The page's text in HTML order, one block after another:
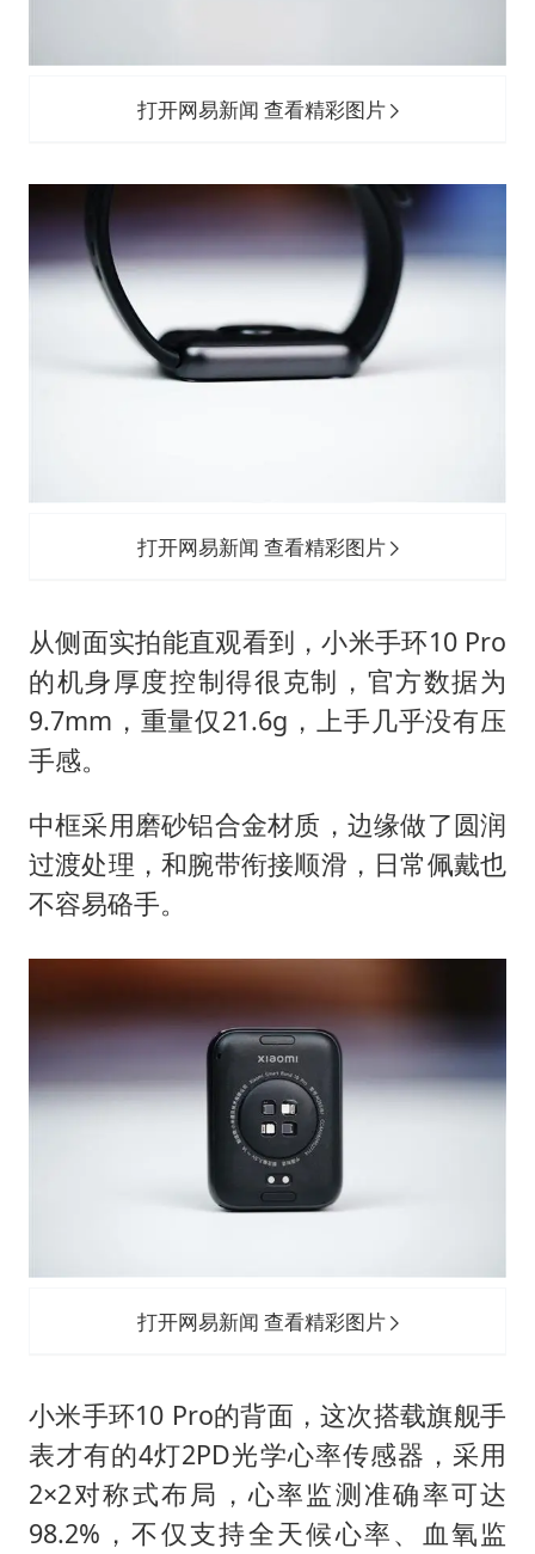
打开网易新闻 查看精彩图片
打开网易新闻 查看精彩图片
从侧面实拍能直观看到，小米手环10 Pro
的机身厚度控制得很克制，官方数据为
9.7mm，重量仅21.6g，上手几乎没有压
手感。
中框采用磨砂铝合金材质，边缘做了圆润
过渡处理，和腕带衔接顺滑，日常佩戴也
不容易硌手。
打开网易新闻 查看精彩图片
小米手环10 Pro的背面，这次搭载旗舰手
表才有的4灯2PD光学心率传感器，采用
2×2对称式布局，心率监测准确率可达
98.2%，不仅支持全天候心率、血氧监